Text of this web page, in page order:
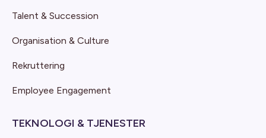
Talent & Succession
Organisation & Culture
Rekruttering
Employee Engagement
TEKNOLOGI & TJENESTER